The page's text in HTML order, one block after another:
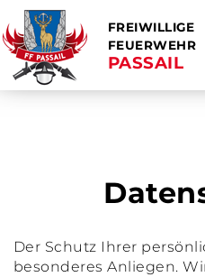
FREIWILLIGE
FEUERWEHR
PASSAIL
Der Schutz Ihrer
besonderes Anliegen.